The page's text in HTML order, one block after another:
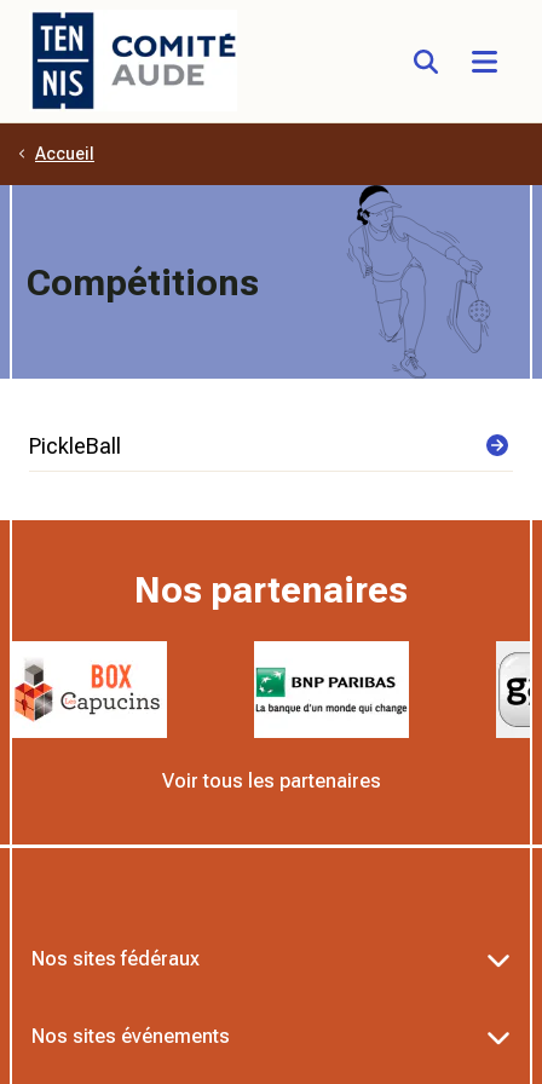
Aller au contenu principal
Accueil
Compétitions
PickleBall
Nos partenaires
Voir tous les partenaires
Nos sites fédéraux
Nos sites événements